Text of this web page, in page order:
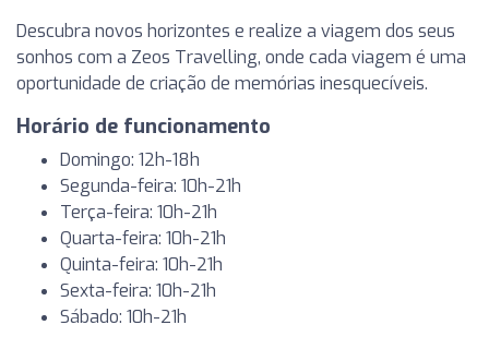
Descubra novos horizontes e realize a viagem dos seus
sonhos com a Zeos Travelling, onde cada viagem é uma
oportunidade de criação de memórias inesquecíveis.
Horário de funcionamento
Domingo: 12h-18h
Segunda-feira: 10h-21h
Terça-feira: 10h-21h
Quarta-feira: 10h-21h
Quinta-feira: 10h-21h
Sexta-feira: 10h-21h
Sábado: 10h-21h